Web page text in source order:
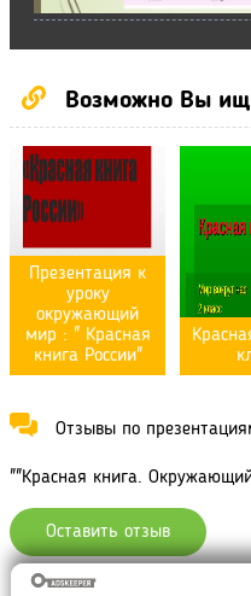
Возможно Вы
Презентация к
уроку
окружающий
мир : " Красная
книга России"
Отзывы по
""Красная книга.
Оставить отзыв